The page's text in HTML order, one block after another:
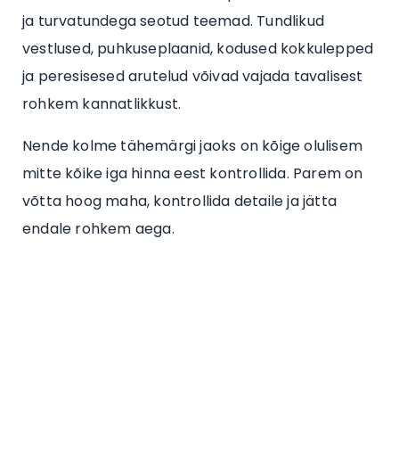
ja turvatundega seotud teemad. Tundlikud
vestlused, puhkuseplaanid, kodused kokkulepped
ja peresisesed arutelud võivad vajada tavalisest
rohkem kannatlikkust.
Nende kolme tähemärgi jaoks on kõige olulisem
mitte kõike iga hinna eest kontrollida. Parem on
võtta hoog maha, kontrollida detaile ja jätta
endale rohkem aega.